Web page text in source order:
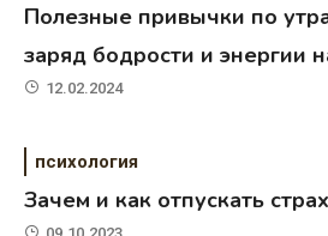
Полезные привычки по
заряд бодрости и энергии
12.02.2024
психология
Зачем и как отпускать
09.10.2023